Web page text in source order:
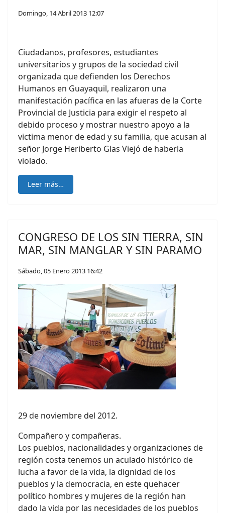
Domingo, 14 Abril 2013 12:07
Ciudadanos, profesores, estudiantes
universitarios y grupos de la sociedad civil
organizada que defienden los Derechos
Humanos en Guayaquil, realizaron una
manifestación pacífica en las afueras de la Corte
Provincial de Justicia para exigir el respeto al
debido proceso y mostrar nuestro apoyo a la
victima menor de edad y su familia, que acusan al
señor Jorge Heriberto Glas Viejó de haberla
violado.
Leer más…
CONGRESO DE LOS SIN TIERRA, SIN
MAR, SIN MANGLAR Y SIN PARAMO
Sábado, 05 Enero 2013 16:42
29 de noviembre del 2012.
Compañero y compañeras.
Los pueblos, nacionalidades y organizaciones de
región costa tenemos un aculado histórico de
lucha a favor de la vida, la dignidad de los
pueblos y la democracia, en este quehacer
político hombres y mujeres de la región han
dado la vida por las necesidades de los pueblos